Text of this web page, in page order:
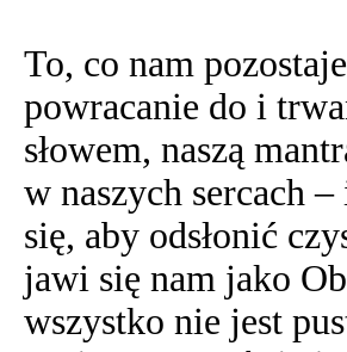
To, co nam
powracanie do i
słowem, naszą
w naszych sercach
się, aby odsłonić
jawi się nam jako
wszystko nie jest